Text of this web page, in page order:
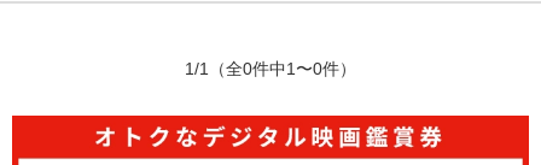
1/1 （全0件中1〜0件）